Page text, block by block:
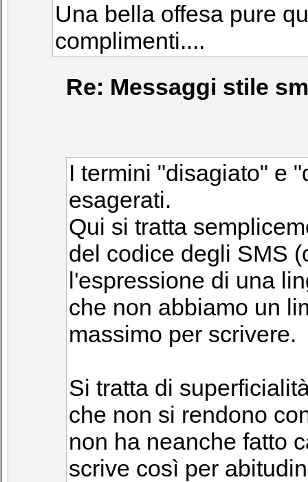
Una bella offesa pure
complimenti....
Re: Messaggi stile
I termini "disagiato" e
esagerati.
Qui si tratta
del codice degli SMS
l'espressione di una
che non abbiamo un
massimo per scrivere.
Si tratta di
che non si rendono
non ha neanche fatto
scrive così per